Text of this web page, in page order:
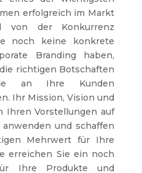
erfolgreich im Markt
von der Konkurrenz
noch keine konkrete
Branding haben,
richtigen Botschaften
an Ihre Kunden
Ihr Mission, Vision und
Ihren Vorstellungen auf
und schaffen
Mehrwert für Ihre
erreichen Sie ein noch
Ihre Produkte und